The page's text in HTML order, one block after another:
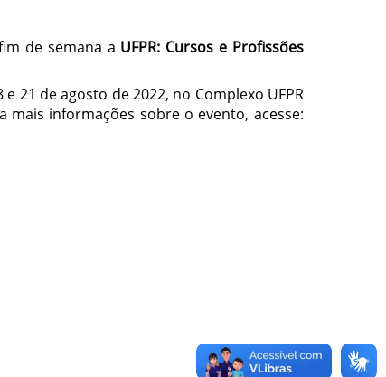
de semana a UFPR: Cursos e Profissões
21 de agosto de 2022, no Complexo UFPR
mais informações sobre o evento, acesse: